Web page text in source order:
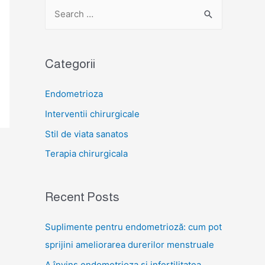
r
h
f
o
r
Categorii
Endometrioza
Interventii chirurgicale
Stil de viata sanatos
Terapia chirurgicala
Recent Posts
Suplimente pentru endometrioză: cum pot
sprijini ameliorarea durerilor menstruale